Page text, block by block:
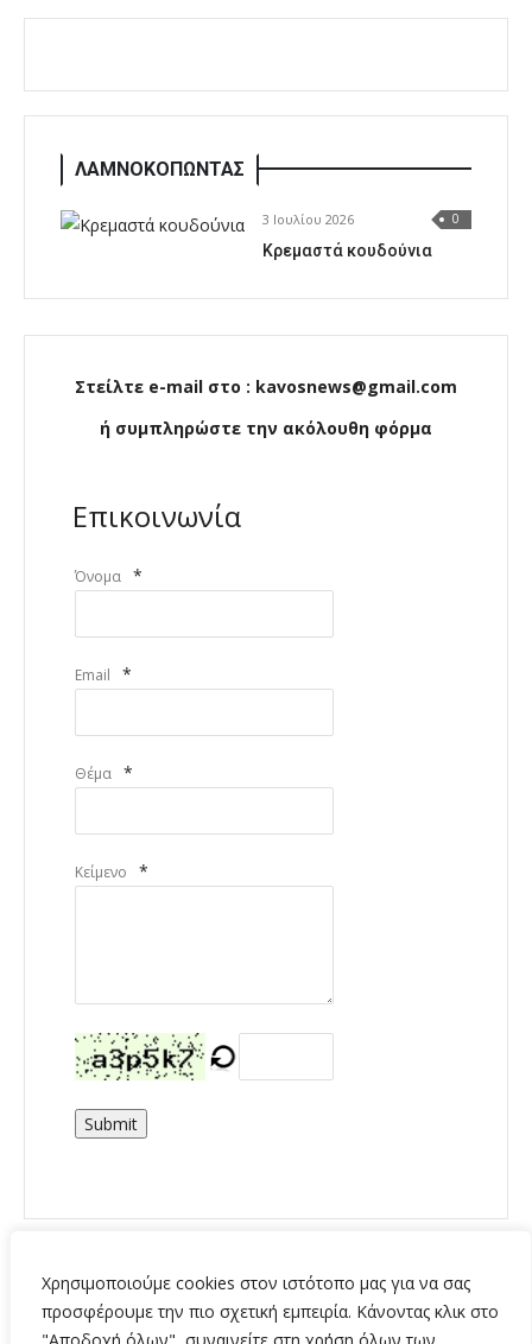
Χρησιμοποιούμε cookies στον ιστότοπο μας για να σας
προσφέρουμε την πιο σχετική εμπειρία. Κάνοντας κλικ στο
ΛΑΜΝΟΚΟΠΩΝΤΑΣ
3 Ιουλίου 2026 0
Κρεμαστά κουδούνια
Στείλτε e-mail στο : kavosnews@gmail.com
ή συμπληρώστε την ακόλουθη φόρμα
Επικοινωνία
Όνομα *
Email *
Θέμα *
Κείμενο *
Submit